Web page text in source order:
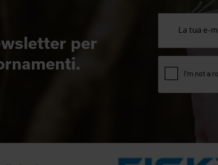
per